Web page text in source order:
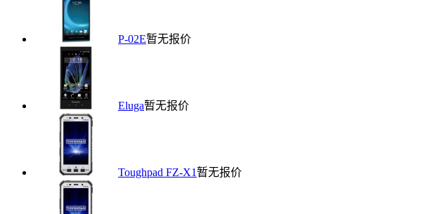
P-02E暂无报价
Eluga暂无报价
Toughpad FZ-X1 暂无报价